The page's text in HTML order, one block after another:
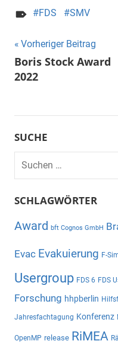
FDS SMV
Vorheriger Beitrag
Boris Stock Award
2022
SUCHE
Suchen
nach:
SCHLAGWÖRTER
Award bft Cognos GmbH
Evac Evakuierung F-
Usergroup FDS 6 FDS
Forschung hhpberlin
Jahresfachtagung Konferenz
OpenMP release RiMEA